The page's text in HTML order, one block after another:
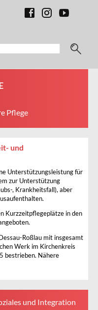
Pflege
und
Unterstützungsleistung für
zur Unterstützung
, Krankheitsfall), aber
Kurzzeitpflegeplätze in den
Roßlau mit insgesamt
Werk im Kirchenkreis
bestrieben. Nähere
und Integration